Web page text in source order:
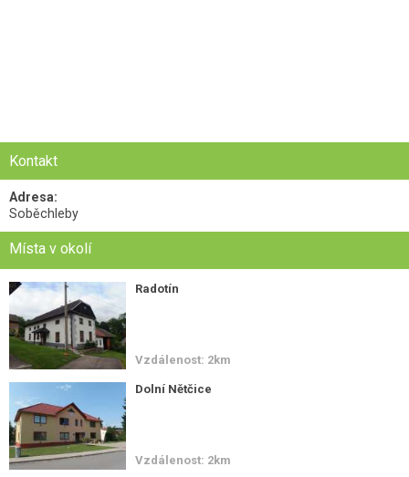
Kontakt
Adresa:
Soběchleby
Místa v okolí
Radotín
Vzdálenost: 2km
Dolní Nětčice
Vzdálenost: 2km